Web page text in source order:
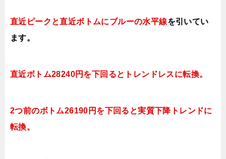
直近ピークと直近ボトムにブルーの水平線を引いてい
ます。
直近ボトム28240円を下回るとトレンドレスに転換。
2つ前のボトム26190円を下回ると実質下降トレンドに
転換。